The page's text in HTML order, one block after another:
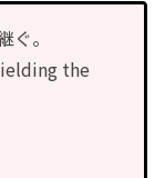
。
the